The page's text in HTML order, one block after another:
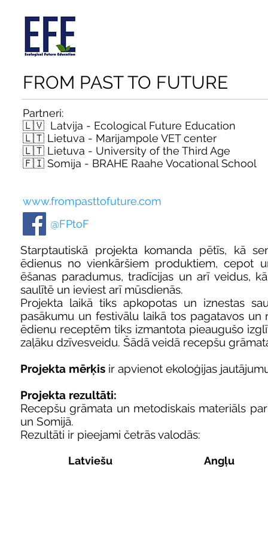
FROM PAST TO FUTURE
Partneri:
🇱🇻 Latvija - Ecological Future Education
🇱🇹 Lietuva - Marijampole VET center
🇱🇹 Lietuva - University of the Third Age
🇫🇮 Somija - BRAHE Raahe Vocational School
Starptautiskā projekta komanda pētīs, kā
ēdienus no vienkāršiem produktiem, cepot
ēšanas paradumus, tradīcijas un arī veidus,
saulītē un ieviest arī mūsdienās.
Projekta laikā tiks apkopotas un iznestas
pasākumu un festivālu laikā tos pagatavos
ēdienu receptēm tiks izmantota pieaugušo
zaļāku dzīvesveidu. Šādā veidā recepšu
Projekta mērķis ir apvienot ekoloģijas
Projekta rezultāti:
Recepšu grāmata un metodiskais materiāls pa
un Somijā.
Rezultāti ir pieejami četrās valodās:
www.frompasttofuture.com
@FPtoF
Latviešu Angļu